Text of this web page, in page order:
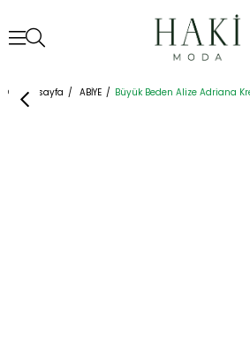
Anasayfa ABİYE Büyük Beden Alize Adriana